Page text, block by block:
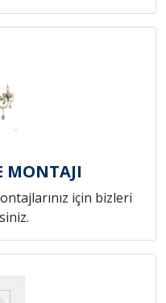
MONTAJI
için bizleri